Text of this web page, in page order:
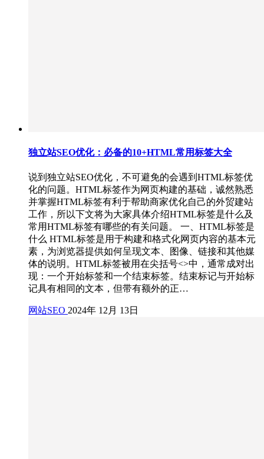
独立站SEO优化：必备的10+HTML常用标签大全
说到独立站SEO优化，不可避免的会遇到HTML标签优
化的问题。HTML标签作为网页构建的基础，诚然熟悉
并掌握HTML标签有利于帮助商家优化自己的外贸建站
工作，所以下文将为大家具体介绍HTML标签是什么及
常用HTML标签有哪些的有关问题。 一、HTML标签是
什么 HTML标签是用于构建和格式化网页内容的基本元
素，为浏览器提供如何呈现文本、图像、链接和其他媒
体的说明。HTML标签被用在尖括号<>中，通常成对出
现：一个开始标签和一个结束标签。结束标记与开始标
记具有相同的文本，但带有额外的正…
网站SEO 2024年 12月 13日